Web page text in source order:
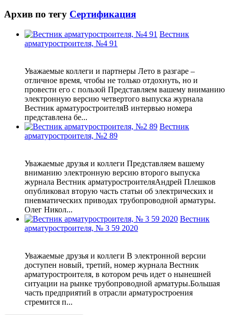
Архив по тегу Сертификация
Вестник
арматуростроителя, №4 91
Уважаемые коллеги и партнеры Лето в разгаре –
отличное время, чтобы не только отдохнуть, но и
провести его с пользой Представляем вашему вниманию
электронную версию четвертого выпуска журнала
Вестник арматуростроителяВ интервью номера
представлена бе...
Вестник
арматуростроителя, №2 89
Уважаемые друзья и коллеги Представляем вашему
вниманию электронную версию второго выпуска
журнала Вестник арматуростроителяАндрей Плешков
опубликовал вторую часть статьи об электрических и
пневматических приводах трубопроводной арматуры.
Олег Никол...
Вестник
арматуростроителя, № 3 59 2020
Уважаемые друзья и коллеги В электронной версии
доступен новый, третий, номер журнала Вестник
арматуростроителя, в котором речь идет о нынешней
ситуации на рынке трубопроводной арматуры.Большая
часть предприятий в отрасли арматуростроения
стремится п...